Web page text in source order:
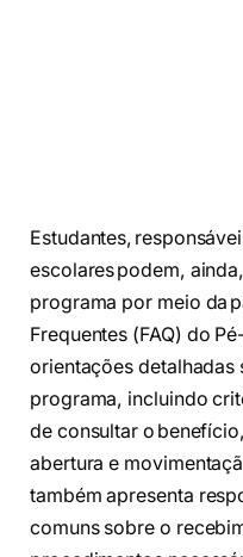
Estudantes,
escolares podem,
programa por meio da
Frequentes (FAQ) do
orientações
programa, incluindo
de consultar o
abertura e
também apresenta
comuns sobre o